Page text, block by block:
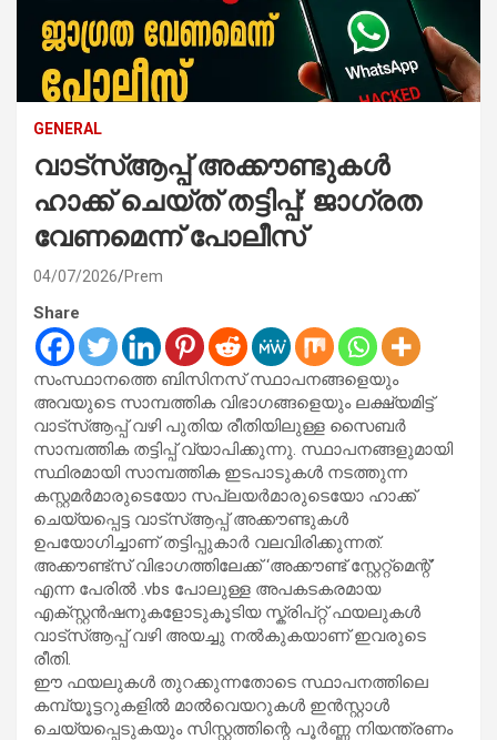
GENERAL
വാട്‌സ്ആപ്പ് അക്കൗണ്ടുകൾ
ഹാക്ക് ചെയ്ത് തട്ടിപ്പ്: ജാഗ്രത
വേണമെന്ന് പോലീസ്
04/07/2026 Prem
Share
സംസ്ഥാനത്തെ ബിസിനസ് സ്ഥാപനങ്ങളെയും
അവയുടെ സാമ്പത്തിക വിഭാഗങ്ങളെയും ലക്ഷ്യമിട്ട്
വാട്‌സ്ആപ്പ് വഴി പുതിയ രീതിയിലുള്ള സൈബർ
സാമ്പത്തിക തട്ടിപ്പ് വ്യാപിക്കുന്നു. സ്ഥാപനങ്ങളുമായി
സ്ഥിരമായി സാമ്പത്തിക ഇടപാടുകൾ നടത്തുന്ന
കസ്റ്റമർമാരുടെയോ സപ്ലയർമാരുടെയോ ഹാക്ക്
ചെയ്യപ്പെട്ട വാട്‌സ്ആപ്പ് അക്കൗണ്ടുകൾ
ഉപയോഗിച്ചാണ് തട്ടിപ്പുകാർ വലവിരിക്കുന്നത്.
അക്കൗണ്ട്സ് വിഭാഗത്തിലേക്ക് ‘അക്കൗണ്ട് സ്റ്റേറ്റ്മെന്റ്’
എന്ന പേരിൽ .vbs പോലുള്ള അപകടകരമായ
എക്സ്റ്റൻഷനുകളോടുകൂടിയ സ്ക്രിപ്റ്റ് ഫയലുകൾ
വാട്‌സ്ആപ്പ് വഴി അയച്ചു നൽകുകയാണ് ഇവരുടെ
രീതി.
ഈ ഫയലുകൾ തുറക്കുന്നതോടെ സ്ഥാപനത്തിലെ
കമ്പ്യൂട്ടറുകളിൽ മാൽവെയറുകൾ ഇൻസ്റ്റാൾ
ചെയ്യപ്പെടുകയും സിസ്റ്റത്തിന്റെ പൂർണ്ണ നിയന്ത്രണം